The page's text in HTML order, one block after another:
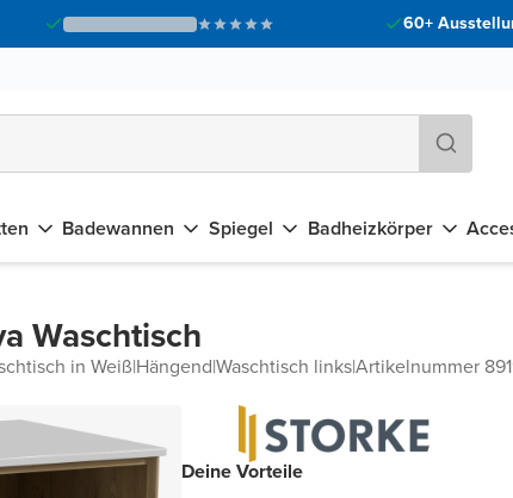
60+
Badewannen Spiegel Badheizkörper
Waschtisch
in Weiß|Hängend|Waschtisch links|Artikelnummer
Deine Vorteile